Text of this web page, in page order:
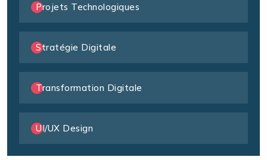
Projets Technologiques
Stratégie Digitale
Transformation Digitale
UI/UX Design